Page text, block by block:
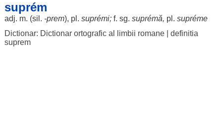
suprém
adj. m. (sil . -prem), pl. suprémi;f. sg. suprémă, pl. supréme
Dictionar: Dictionar ortografic al limbii romane| definitia
suprem